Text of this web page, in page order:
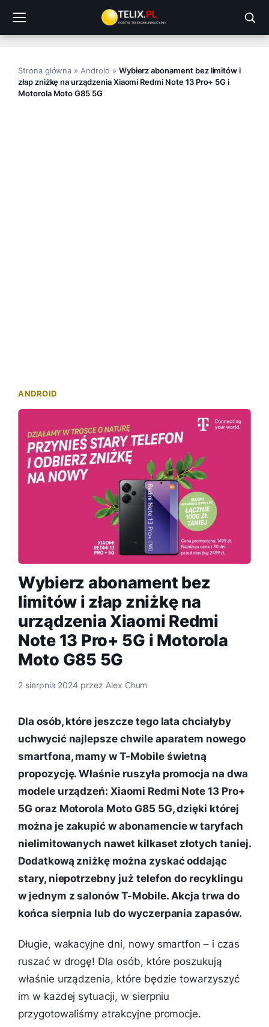
treści
Strona główna » Android » Wybierz abonament bez limitów i
złap zniżkę na urządzenia Xiaomi Redmi Note 13 Pro+ 5G i
Motorola Moto G85 5G
ANDROID
Wybierz abonament bez
limitów i złap zniżkę na
urządzenia Xiaomi Redmi
Note 13 Pro+ 5G i Motorola
Moto G85 5G
2 sierpnia 2024 przez Alex Chum
Dla osób, które jeszcze tego lata chciałyby
uchwycić najlepsze chwile aparatem nowego
smartfona, mamy w T-Mobile świetną
propozycję. Właśnie ruszyła promocja na dwa
modele urządzeń: Xiaomi Redmi Note 13 Pro+
5G oraz Motorola Moto G85 5G, dzięki której
można je zakupić w abonamencie w taryfach
nielimitowanych nawet kilkaset złotych taniej.
Dodatkową zniżkę można zyskać oddając
stary, niepotrzebny już telefon do recyklingu
w jednym z salonów T-Mobile. Akcja trwa do
końca sierpnia lub do wyczerpania zapasów.
Długie, wakacyjne dni, nowy smartfon – i czas
ruszać w drogę! Dla osób, które poszukują
właśnie urządzenia, które będzie towarzyszyć
im w każdej sytuacji, w sierpniu
przygotowaliśmy atrakcyjne promocje.